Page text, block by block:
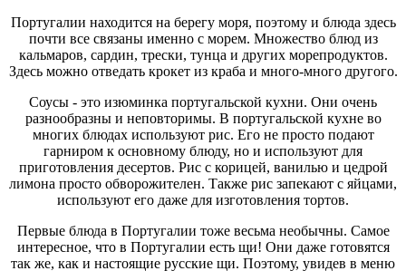
Португалии находится на берегу моря, поэтому и блюда здесь
почти все связаны именно с морем. Множество блюд из
кальмаров, сардин, трески, тунца и других морепродуктов.
Здесь можно отведать крокет из краба и много-много другого.
Соусы - это изюминка португальской кухни. Они очень
разнообразны и неповторимы. В португальской кухне во
многих блюдах используют рис. Его не просто подают
гарниром к основному блюду, но и используют для
приготовления десертов. Рис с корицей, ванилью и цедрой
лимона просто обворожителен. Также рис запекают с яйцами,
используют его даже для изготовления тортов.
Первые блюда в Португалии тоже весьма необычны. Самое
интересное, что в Португалии есть щи! Они даже готовятся
так же, как и настоящие русские щи. Поэтому, увидев в меню